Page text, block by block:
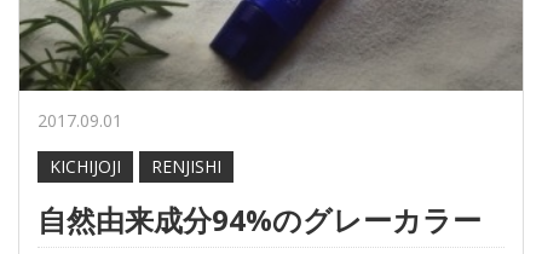
2017.09.01
KICHIJOJI
RENJISHI
自然由来成分94%のグレーカラー